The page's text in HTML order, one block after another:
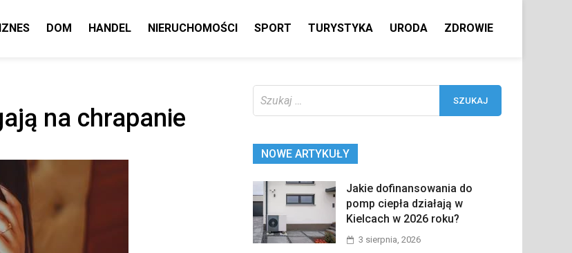
DOM HANDEL NIERUCHOMOŚCI SPORT TURYSTYKA URODA ZDROWIE
na chrapanie
NOWE ARTYKUŁY
Jakie dofinansowania do
pomp ciepła działają w
Kielcach w 2026 roku?
3 sierpnia, 2026